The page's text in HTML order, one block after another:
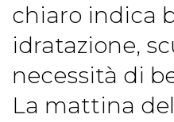
chiaro indica
idratazione,
necessità di
La mattina